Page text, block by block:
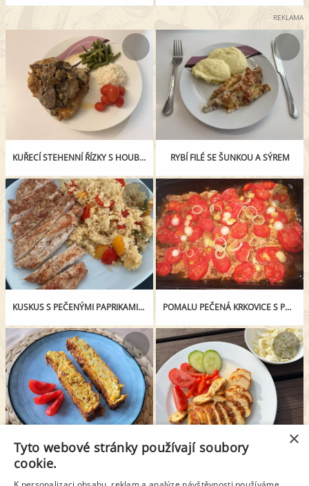
REKLAMA
KUŘECÍ STEHENNÍ ŘÍZKY S HOUBAMI A SMETANOU RYBÍ FILÉ SE ŠUNKOU A SÝREM
KUSKUS S PEČENÝMI PAPRIKAMI A KUŘECÍ PRSO POMALU PEČENÁ KRKOVICE S PÓRKEM A RAJČATY
PEČENÉ KUŘECÍ PRSO NA MÁSLE
×
Tyto webové stránky používají soubory
cookie.